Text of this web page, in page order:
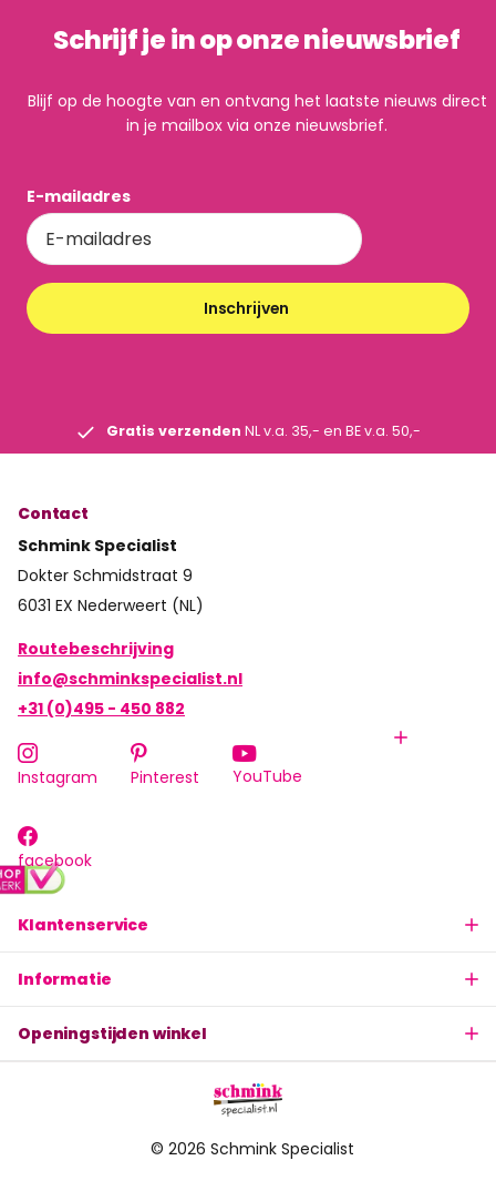
Schrijf je in op onze nieuwsbrief
Blijf op de hoogte van en ontvang het laatste nieuws direct
in je mailbox via onze nieuwsbrief.
E-mailadres
Inschrijven
Gratis verzenden NL v.a. 35,- en BE v.a. 50,-
Klantenservice
Informatie
Openingstijden winkel
Contact
Schmink Specialist
Dokter Schmidstraat 9
6031 EX Nederweert (NL)
Routebeschrijving
info@schminkspecialist.nl
+31 (0)495 - 450 882
Instagram Pinterest YouTube
facebook
© 2026 Schmink Specialist